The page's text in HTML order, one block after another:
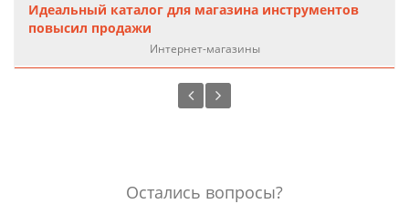
Идеальный каталог для магазина инструментов
повысил продажи
Интернет-магазины
Остались вопросы?